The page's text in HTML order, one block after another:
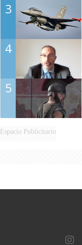
3
4
5
Espacio Publicitario